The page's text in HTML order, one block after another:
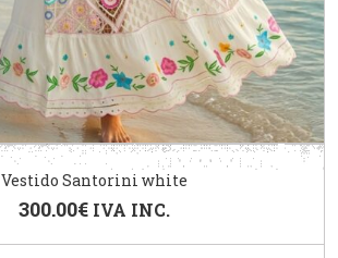
Vestido Santorini white
300.00€ IVA INC.